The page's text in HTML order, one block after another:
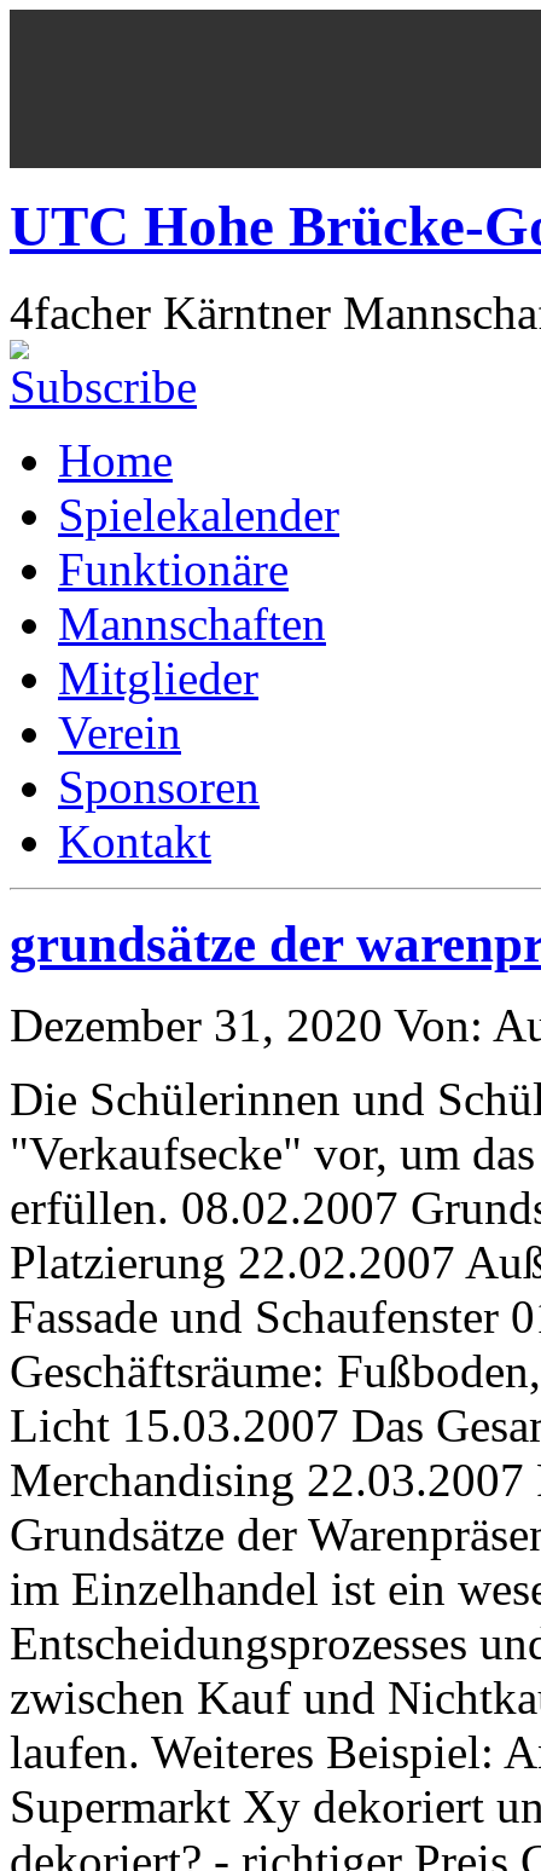
UTC Hohe Brücke-
4facher Kärntner
Home
Spielekalender
Funktionäre
Mannschaften
Mitglieder
Verein
Sponsoren
Kontakt
grundsätze der
Dezember 31, 2020 Von:
Die Schülerinnen und Schüler führen die Rollenspiele in der "Verkaufsecke" vor, um das Prinzip der Exemplarität zu erfüllen. 08.02.2007 Grundsätze von Warenpräsentation und Platzierung 22.02.2007 Außengestaltung der Verkaufsstelle: Fassade und Schaufenster 01.03.2006 Innengestaltung der Geschäftsräume: Fußboden, Wand- und Deckenges-taltung, Licht 15.03.2007 Das Gesamtkonzept – Visual Merchandising 22.03.2007 Platzierung im Verkaufsraum Grundsätze der Warenpräsentation. Eine Warenpräsentation im Einzelhandel ist ein wesentlicher Teil dieses Entscheidungsprozesses und macht den Unterschied zwischen Kauf und Nichtkauf. Sind Artikel die nicht gut laufen. Weiteres Beispiel: An Halloween wird der Supermarkt Xy dekoriert und es … Wird der Verkaufsraum dekoriert? - richtiger Preis Gleichzeitig kann man auf Messen und Veranstaltungen seine selbstgemachten Werke fernab vom Netz präsentieren, um beispielsweise älteres Publikum anzusprechen. Die korrekte Warenplatzierung richtet sich nach psychologischen Prinzipen und treibt bei gekonnter Umsetzung die Verkaufsförderung an. Kernfrage: Wie werden die Artikel präsentiert? So hast du deine Lieblings-Communitys immer dabei und verpasst nie wieder etwas. So werden verkaufsstarke Artikel zum Beispiel an besonders gut sichtbaren Positionen angeboten. 7 26 1. Fenster schliessen. Die Platzierung sollte in der Nähe der Schnittpunkte der Achsen der jeweiligen Gestaltung liegen (siehe auch Warenpräsentation). Mit der Frage nach der äußeren Erscheinung und dem Charakter der jeweiligen Ware werden entscheidende Eckpunk-te festgelegt, die … Reckzone Ziehen sie den entsprechend Grundsatz an die richtige Stelle Bosanski Deutsch Eesti English Español Français Galego Italiano Lietuvių Magyar Nederlands Polski Português Pусский Român Rätoromanisch Türkçe Čeština Ελληνικά Беларусь България Українська ქართული Beispiel: ein massiver Block Coca Cola bei den alkoholfreien Getränken oder Nivea bei Drogerieartikeln. https://detailhandel.fandom.com/de/wiki/Warenpräsentation?oldid=2055. Menge und Masse Schonung und Pflege Verkaufsaktiveseite Information Zugänglichkeit Gruppierung : Frage: Nennen Sie mir die 6 WPG`s? Plattformen wie DaWanda oder Etsy bieten die perfekte Basis, um Ihre Produkte online zu verkaufen. Um bei der Warenpräsentation einen guten Umsatz zu erzielen, sollte das Sortiment aufgeteilt werden. Die Grundsätze der Warenpräsentation werden von Herrn Muster einwandfrei umgesetzt. Wichtige Waren, Produkte und Angebote sollten dabei so dargeboten werden, dass der Kunde diese mühelos in der Warenfülle wahrnehmen kann. Waren komplett zeigen… Wie Du Dir die Eigenschaften Deines Verkaufsraums zu Nutze machst und wie Du ihn gestalten kannst, um den Kundenstrom zu lenken und so den Umsatz zu steigern, das erkläre… • Verkaufsstarke Flächen sind die Wände und alle rechten Seiten, da sich der Kunde gerne "an der Wand entlang" bewegt und rechts orientiert ist. Eine gelungene Präsentation der Ware steigert den Verkauf und führt zu höherem Umsatz. Bei der Wahl der optimalen Warenpräsentation werden mehrere Faktoren berücksichtigt. Grundsätze der Warenpräsentation Arbeitsblatt für die wichtigsten Grundsätze der Warenpräsentation - LF 4 im Einzelhandel 8 Seiten, zur Verfügung gestellt von gadjan am 31.07.2006 Mann kann sich bei einer Warenpräsentation grundlegend an folgende Warenpräsentationsgrundsätze halten: Kundenstrom: Eine gute Warenpräsentation kann Kaufimpulse auslösen. Die 6 R's: Beispiel: In der Obst- und Gemüseabteilung vom Supermarkt Xy werden rustikale Holzregale eingesetzt, um den Verkauf zu fördern. Um einen eigenen Online-Shop einzurichten, bedarf es heutzutage nicht mehr viel Aufwand. Der letzte Eindruck verkauft. Warenmenge Suchartikel wie Milch werden gerne „in der Ecke“ versteckt, um lange Laufwege und Artikelkontakte zu erzeugen. Die Warenplatzierung und Warenpräsentation umfasst die Gestaltung des Verkaufsraums und die Präsentation der angebotenen Waren. Grundsätze der Warenpräsentation Vertikale Blockbildung: Alle Artikel einer Produktgruppe werden vertikal von oben nach unten als geschlossene Einheit plaziert. Die weiteren Grundsätze können in den Folgestunden mit identischer Methodik und Medienwahl erarbeitet werden. Eine gute Warenpräsentation kann Kaufimpulse auslösen. - Grundsätze der Warenpräsentation - Äußere Verkaufsraumgestaltung - Innere Verkaufsraumgestaltung - Grundprinzipien